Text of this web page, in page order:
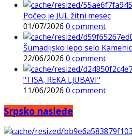
Počeo je JUL žitni mesec
01/07/2026 0 comment
Šumadijsko lepo selo
22/06/2026 0 comment
"TISA, REKA LjUBAVI"
11/06/2026 0 comment
Srpsko nasleđe